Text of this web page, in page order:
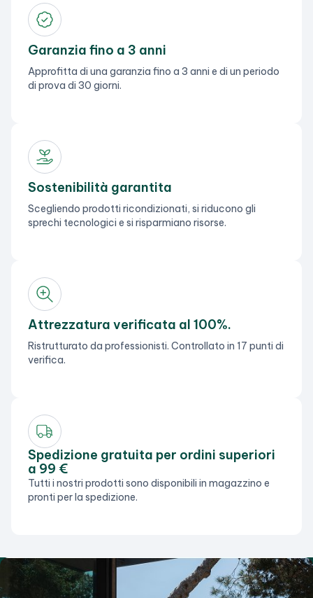
Garanzia fino a 3 anni
Approfitta di una garanzia fino a 3 anni e di un periodo
di prova di 30 giorni.
Sostenibilità garantita
Scegliendo prodotti ricondizionati, si riducono gli
sprechi tecnologici e si risparmiano risorse.
Attrezzatura verificata al 100%.
Ristrutturato da professionisti. Controllato in 17 punti di
verifica.
Spedizione gratuita per ordini superiori
a 99 €
Tutti i nostri prodotti sono disponibili in magazzino e
pronti per la spedizione.